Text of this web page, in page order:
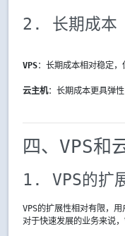
2. 长期成本
VPS：长期成本相对稳定
云主机：长期成本更具弹
四、VPS和
1. VPS的扩
VPS的扩展性相对有限，
对于快速发展的业务来说，